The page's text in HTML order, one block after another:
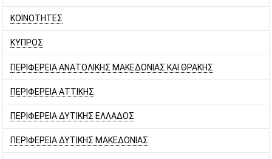
ΚΟΙΝΟΤΗΤΕΣ
ΚΥΠΡΟΣ
ΠΕΡΙΦΕΡΕΙΑ ΑΝΑΤΟΛΙΚΗΣ ΜΑΚΕΔΟΝΙΑΣ ΚΑΙ ΘΡΑΚΗΣ
ΠΕΡΙΦΕΡΕΙΑ ΑΤΤΙΚΗΣ
ΠΕΡΙΦΕΡΕΙΑ ΔΥΤΙΚΗΣ ΕΛΛΑΔΟΣ
ΠΕΡΙΦΕΡΕΙΑ ΔΥΤΙΚΗΣ ΜΑΚΕΔΟΝΙΑΣ